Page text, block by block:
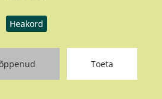
Heakord
Toeta